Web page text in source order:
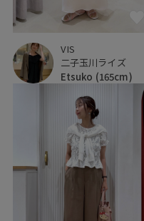
VIS
二子玉川ライズ
Etsuko (165cm)